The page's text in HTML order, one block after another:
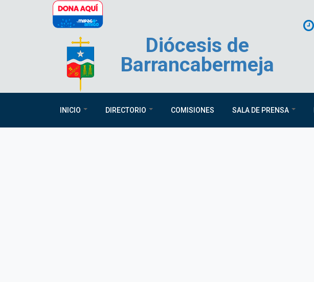
Pasar al contenido principal
Diócesis de
Barrancabermeja
INICIO DIRECTORIO COMISIONES SALA DE PRENSA